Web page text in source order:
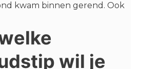
kwam binnen gerend. Ook
wil je